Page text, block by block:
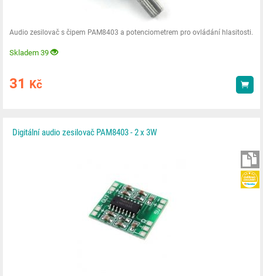
Audio zesilovač s čipem PAM8403 a potenciometrem pro ovládání hlasitosti.
Skladem 39
31 Kč
Digitální audio zesilovač PAM8403 - 2 x 3W